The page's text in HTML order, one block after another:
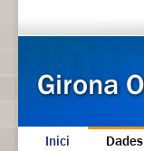
Inici Dades